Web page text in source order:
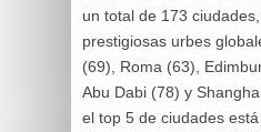
un total de 173
prestigiosas urbes
(69), Roma (63),
Abu Dabi (78) y
el top 5 de ciudades